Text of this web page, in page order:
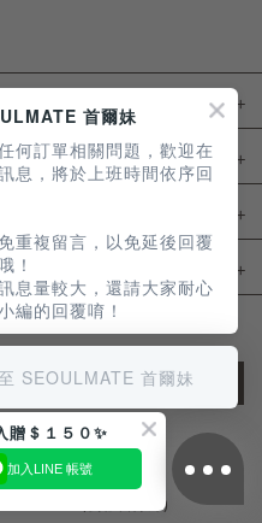
JOIN
Mon - Fri(例假日除外)
首爾妹
何訂單相關問題，歡迎在
息，將於上班時間依序回
重複留言，以免延後回覆
！
息量較大，還請大家耐心
編的回覆唷！
SEOULMATE 首爾妹
贈＄１５０✨
加入LINE 帳號